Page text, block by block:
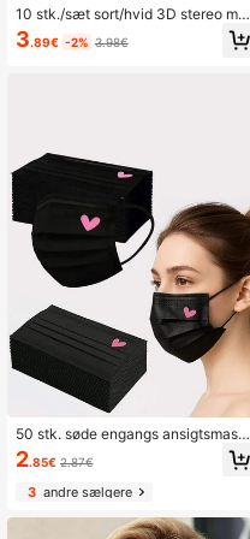
10 stk./sæt sort/hvid 3D stereo mod
erigtige 4-lags engangs ansigtsmas
ker i høj kvalitet til voksne
3.89€ -2% 3.98€
50 stk. søde engangs ansigtsmaske
r, lyserøde og sorte skiftevis med hj
ertemønstre, 3-lags fuld ansigtsbes
kyttelse, velegnet til kvinder, teena
gere og piger, Valentinsdagskostum
e
2.85€ 2.87€
3andre sælgere